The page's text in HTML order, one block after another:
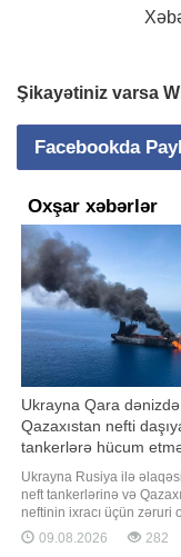
Şikayətiniz varsa
Facebookda
Oxşar xəbərlər
Ukrayna Qara dənizdə
Qazaxıstan nefti
tankerlərə hücum
öhdəsinə götürüb
Ukrayna Rusiya ilə
neft tankerlərinə və
neftinin ixracı üçün zəruri
dənizdəki infrastruktura
endirməməyi öhdəsinə
09.08.2026 282